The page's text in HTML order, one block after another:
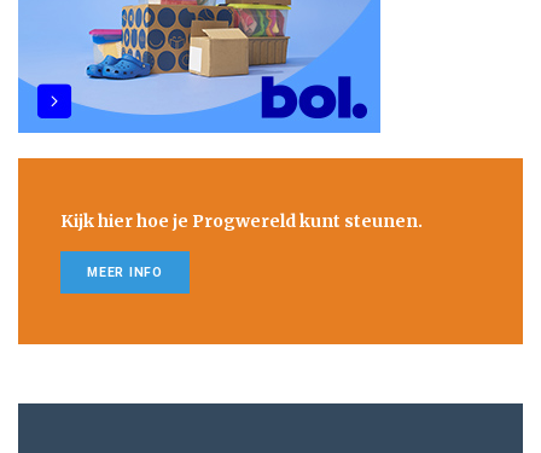
Kijk hier hoe je Progwereld kunt steunen.
MEER INFO